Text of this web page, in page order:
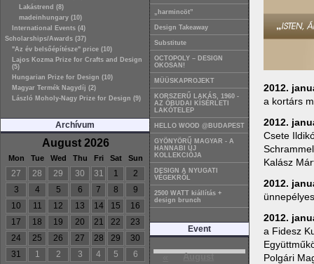
Lakástrend (8)
madeinhungary (10)
International Events (4)
Scholarships/Awards (37)
"Az év belsőépítésze" price (10)
Lajos Kozma Prize for Crafts and Design
(5)
Hungarian Prize for Design (10)
Magyar Termék Nagydíj (2)
László Moholy-Nagy Prize for Design (9)
Archívum
August 2026
Mon Tue Wed Thu Fri Sat Sun
27 28 29 30 31 1
2
3
4 5 6 7 8
9
10
11 12 13 14 15
16
17
18 19 20 21 22
23
24
25 26 27 28 29
30
31
1 2 3 4 5 6
„harmincöt”
Design Takeaway
Substitute
OCTOPOLY – DESIGN
OKOSAN!
MÜÜSKAPROJEKT
KORSZERŰ LAKÁS, 1960 -
AZ ÓBUDAI KÍSÉRLETI
LAKÓTELEP
HELLO WOOD @BUDAPEST
GYÖNYÖRŰ MAGYAR - A
HANNABI ÚJ
KOLLEKCIÓJA
DESIGN A NYUGATI
VÉGEKRŐL
2500 WATT kiállítás +
design brunch
Event
« August
2012.
a kortárs
2012.
Csete
Kalász
2012.
2012.
a Fidesz
Polgári